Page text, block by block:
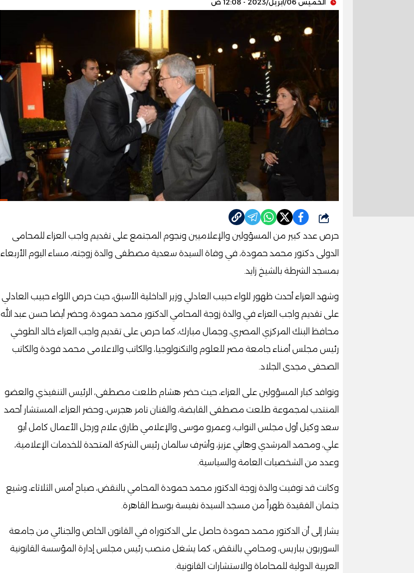
الخميس 06/أبريل/2023 - 12:08 ص
شارك
حرص عدد كبير من المسؤولين والإعلاميين ونجوم المجتمع على تقديم واجب العزاء للمحامى
الدولى دكتور محمد حمودة، في وفاة السيدة سعدية مصطفى والدة زوجته، مساء اليوم الأربعاء
بمسجد الشرطة بالشيخ زايد.
وشهد العزاء أحدث ظهور للواء حبيب العادلي وزير الداخلية الأسبق، حيث حرص اللواء حبيب العادلي
على تقديم واجب العزاء في والدة زوجة المحامي الدكتور محمد حمودة، وحضر أيضا حسن عبد الله
محافظ البنك المركزي المصري، وجمال مبارك، كما حرص على تقديم واجب العزاء خالد الطوخي
رئيس مجلس أمناء جامعة مصر للعلوم والتكنولوجيا، والكاتب والاعلامى محمد فودة والكاتب
الصحفى مجدى الجلاد.
وتوافد كبار المسؤولين على العزاء، حيث حضر هشام طلعت مصطفى، الرئيس التنفيذي والعضو
المنتدب لمجموعة طلعت مصطفى القابضة، والفنان تامر هجرس، وحضر العزاء، المستشار أحمد
سعد وكيل أول مجلس النواب، وعمرو موسى والإعلامي طارق علام ورجل الأعمال كامل أبو
علي، ومحمد المرشدي وهاني عزيز، وأشرف سالمان رئيس الشركة المتحدة للخدمات الإعلامية،
وعدد من الشخصيات العامة والسياسية.
وكانت قد توفيت والدة زوجة الدكتور محمد حمودة المحامي بالنقض، صباح أمس الثلاثاء، وشيع
جثمان الفقيدة ظهراً من مسجد السيدة نفيسة بوسط القاهرة.
يشار إلى أن الدكتور محمد حمودة حاصل على الدكتوراه في القانون الخاص والجنائي من جامعة
السوربون بباريس، ومحامي بالنقض، كما يشغل منصب رئيس مجلس إدارة المؤسسة القانونية
العربية الدولية للمحاماة والاستشارات القانونية.